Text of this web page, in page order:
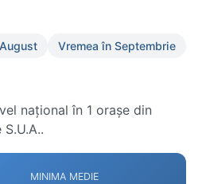
Vremea în Septembrie
național în 1 orașe din
MINIMA MEDIE